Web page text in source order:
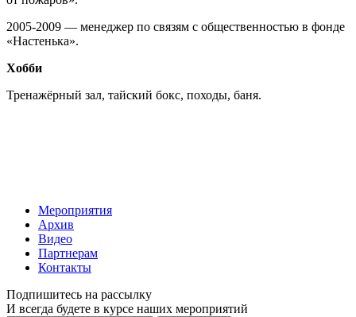
2005-2009 — менеджер по связям с общественностью в фонде
«Настенька».
Хобби
Тренажёрный зал, тайский бокс, походы, баня.
Мероприятия
Архив
Видео
Партнерам
Контакты
Подпишитесь на рассылку
И всегда будете в курсе наших мероприятий